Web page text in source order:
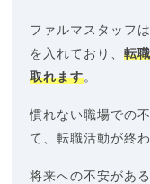
ファルマスタッフ
を入れており、転
取れます。
慣れない職場での
て、転職活動が終
将来への不安がある